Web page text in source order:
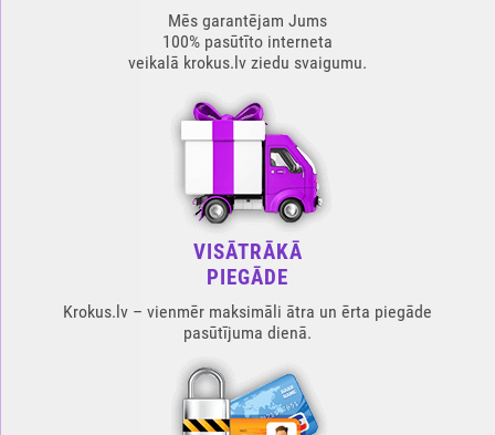
Mēs garantējam Jums
100% pasūtīto interneta
veikalā krokus.lv ziedu svaigumu.
VISĀTRĀKĀ
PIEGĀDE
Krokus.lv – vienmēr maksimāli ātra un ērta piegāde
pasūtījuma dienā.